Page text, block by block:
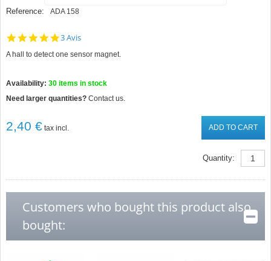
Reference: ADA 158
5.0
rating
3 Avis
A hall to detect one sensor magnet.
Availability:30 items in stock
Need larger quantities?Contact us.
2,40 € tax incl. ADD TO CART
Quantity:
Customers who bought this product also
bought: